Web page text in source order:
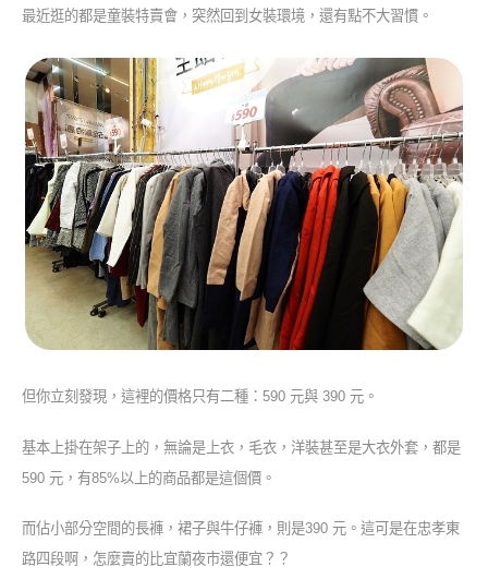
最近逛的都是童裝特賣會，突然回到女裝環境，還有點不大習慣。
但你立刻發現，這裡的價格只有二種：590 元與 390 元。
基本上掛在架子上的，無論是上衣，毛衣，洋裝甚至是大衣外套，都是
590 元，有85%以上的商品都是這個價。
而佔小部分空間的長褲，裙子與牛仔褲，則是390 元。這可是在忠孝東
路四段啊，怎麼賣的比宜蘭夜市還便宜？？